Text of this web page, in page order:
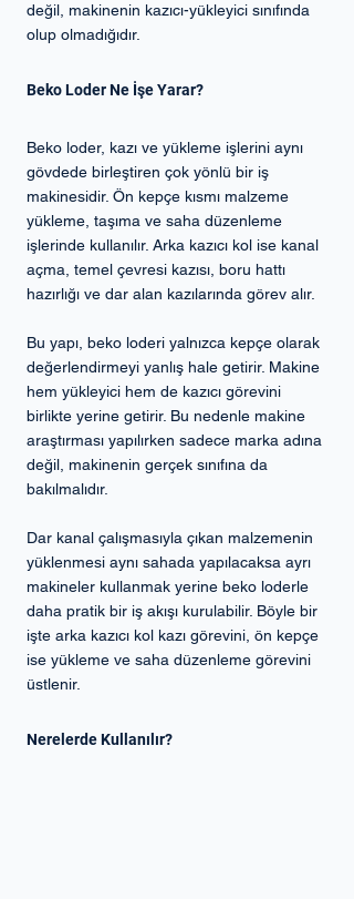
değil, makinenin kazıcı-yükleyici sınıfında
olup olmadığıdır.
Beko Loder Ne İşe Yarar?
Beko loder, kazı ve yükleme işlerini aynı
gövdede birleştiren çok yönlü bir iş
makinesidir. Ön kepçe kısmı malzeme
yükleme, taşıma ve saha düzenleme
işlerinde kullanılır. Arka kazıcı kol ise kanal
açma, temel çevresi kazısı, boru hattı
hazırlığı ve dar alan kazılarında görev alır.
Bu yapı, beko loderi yalnızca kepçe olarak
değerlendirmeyi yanlış hale getirir. Makine
hem yükleyici hem de kazıcı görevini
birlikte yerine getirir. Bu nedenle makine
araştırması yapılırken sadece marka adına
değil, makinenin gerçek sınıfına da
bakılmalıdır.
Dar kanal çalışmasıyla çıkan malzemenin
yüklenmesi aynı sahada yapılacaksa ayrı
makineler kullanmak yerine beko loderle
daha pratik bir iş akışı kurulabilir. Böyle bir
işte arka kazıcı kol kazı görevini, ön kepçe
ise yükleme ve saha düzenleme görevini
üstlenir.
Nerelerde Kullanılır?